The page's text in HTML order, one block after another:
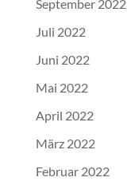
September 2022
Juli 2022
Juni 2022
Mai 2022
April 2022
März 2022
Februar 2022